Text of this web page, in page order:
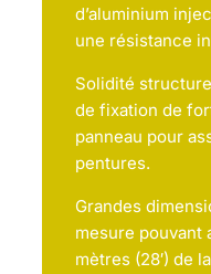
d’aluminium
une résistance
Solidité
de fixation de
panneau pour
pentures.
Grandes
mesure pouvant
mètres (28′) de